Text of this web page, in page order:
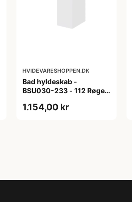
HVIDEVARESHOPPEN.DK
Bad hyldeskab -
BSU030-233 - 112 Røget
1.154,00 kr